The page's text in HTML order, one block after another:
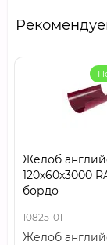
Желоб
120х60х3000
бордо
10825-01
Желоб